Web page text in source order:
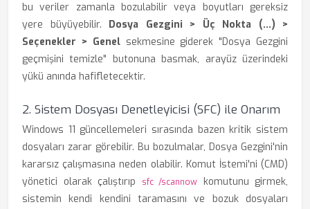
bu veriler zamanla bozulabilir veya boyutları gereksiz
yere büyüyebilir. Dosya Gezgini > Üç Nokta (...) >
Seçenekler > Genelsekmesine giderek "Dosya Gezgini
geçmişini temizle" butonuna basmak, arayüz üzerindeki
yükü anında hafifletecektir.
2. Sistem Dosyası Denetleyicisi (SFC) ile Onarım
Windows 11 güncellemeleri sırasında bazen kritik sistem
dosyaları zarar görebilir. Bu bozulmalar, Dosya Gezgini'nin
kararsız çalışmasına neden olabilir. Komut İstemi'ni (CMD)
yönetici olarak çalıştırıp
sfc /scannow komutunu girmek,
sistemin kendi kendini taramasını ve bozuk dosyaları